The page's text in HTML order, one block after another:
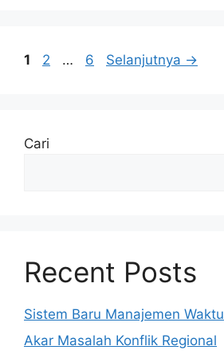
Halaman
1 Halaman
2 … Halaman
6 Selanjutnya →
Cari
Recent Posts
Sistem Baru Manajemen Waktu
Akar Masalah Konflik Regional